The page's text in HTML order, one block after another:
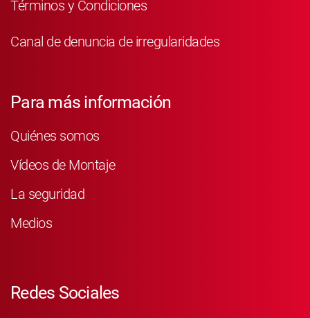
Términos y Condiciones
Canal de denuncia de irregularidades
Para más información
Quiénes somos
Vídeos de Montaje
La seguridad
Medios
Redes Sociales